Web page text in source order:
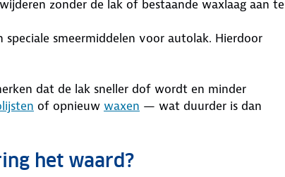
zonder de lak of bestaande waxlaag aan te
smeermiddelen voor autolak. Hierdoor
dat de lak sneller dof wordt en minder
of opnieuw waxen — wat duurder is dan
het waard?